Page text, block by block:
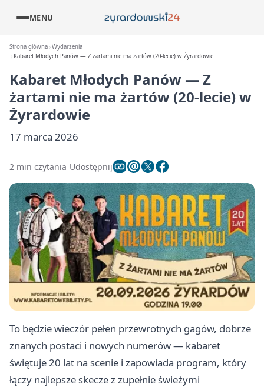
MENU
Strona główna Wydarzenia
Kabaret Młodych Panów — Z żartami nie ma żartów (20-lecie) w Żyrardowie
Kabaret Młodych Panów — Z
żartami nie ma żartów (20-lecie) w
Żyrardowie
17 marca 2026
2 min czytania Udostępnij
To będzie wieczór pełen przewrotnych gagów, dobrze
znanych postaci i nowych numerów — kabaret
świętuje 20 lat na scenie i zapowiada program, który
łączy najlepsze skecze z zupełnie świeżymi